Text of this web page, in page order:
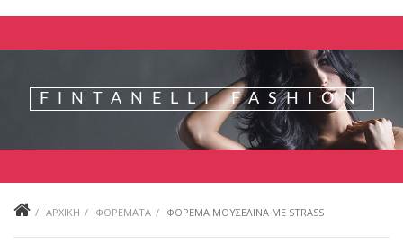
FINTANELLI FASHION
ΑΡΧΙΚΗ ΦΟΡΕΜΑΤΑ ΦΌΡΕΜΑ ΜΟΥΣΕΛΊΝΑ ΜΕ STRASS